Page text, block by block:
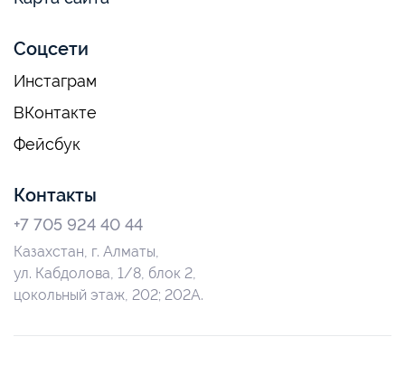
Соцсети
Инстаграм
ВКонтакте
Фейсбук
Контакты
+7 705 924 40 44
Казахстан, г. Алматы,
ул. Кабдолова, 1/8, блок 2,
цокольный этаж, 202; 202А.